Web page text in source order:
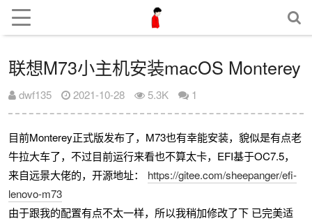
联想M73小主机安装macOS Monterey
dwf135 2021-10-28 5.3K 1
目前Monterey正式版发布了，M73也有幸能安装，貌似是有点老
牛拉大车了，不过目前运行来看也不算太卡，EFI基于OC7.5，
来自远景大佬的，开源地址：
https://gitee.com/sheepanger/efi-
lenovo-m73
由于跟我的配置有点不太一样，所以我稍加修改了下 已完美适